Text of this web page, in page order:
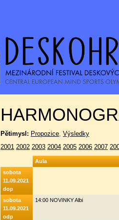
Pětimysl: Propozice, Výsledky
2001 2002 2003 2004 2005 2006 2007
Aula
sobota
11.09.2021
dop
sobota
11.09.2021
odp
14:00 NOVINKY Albi